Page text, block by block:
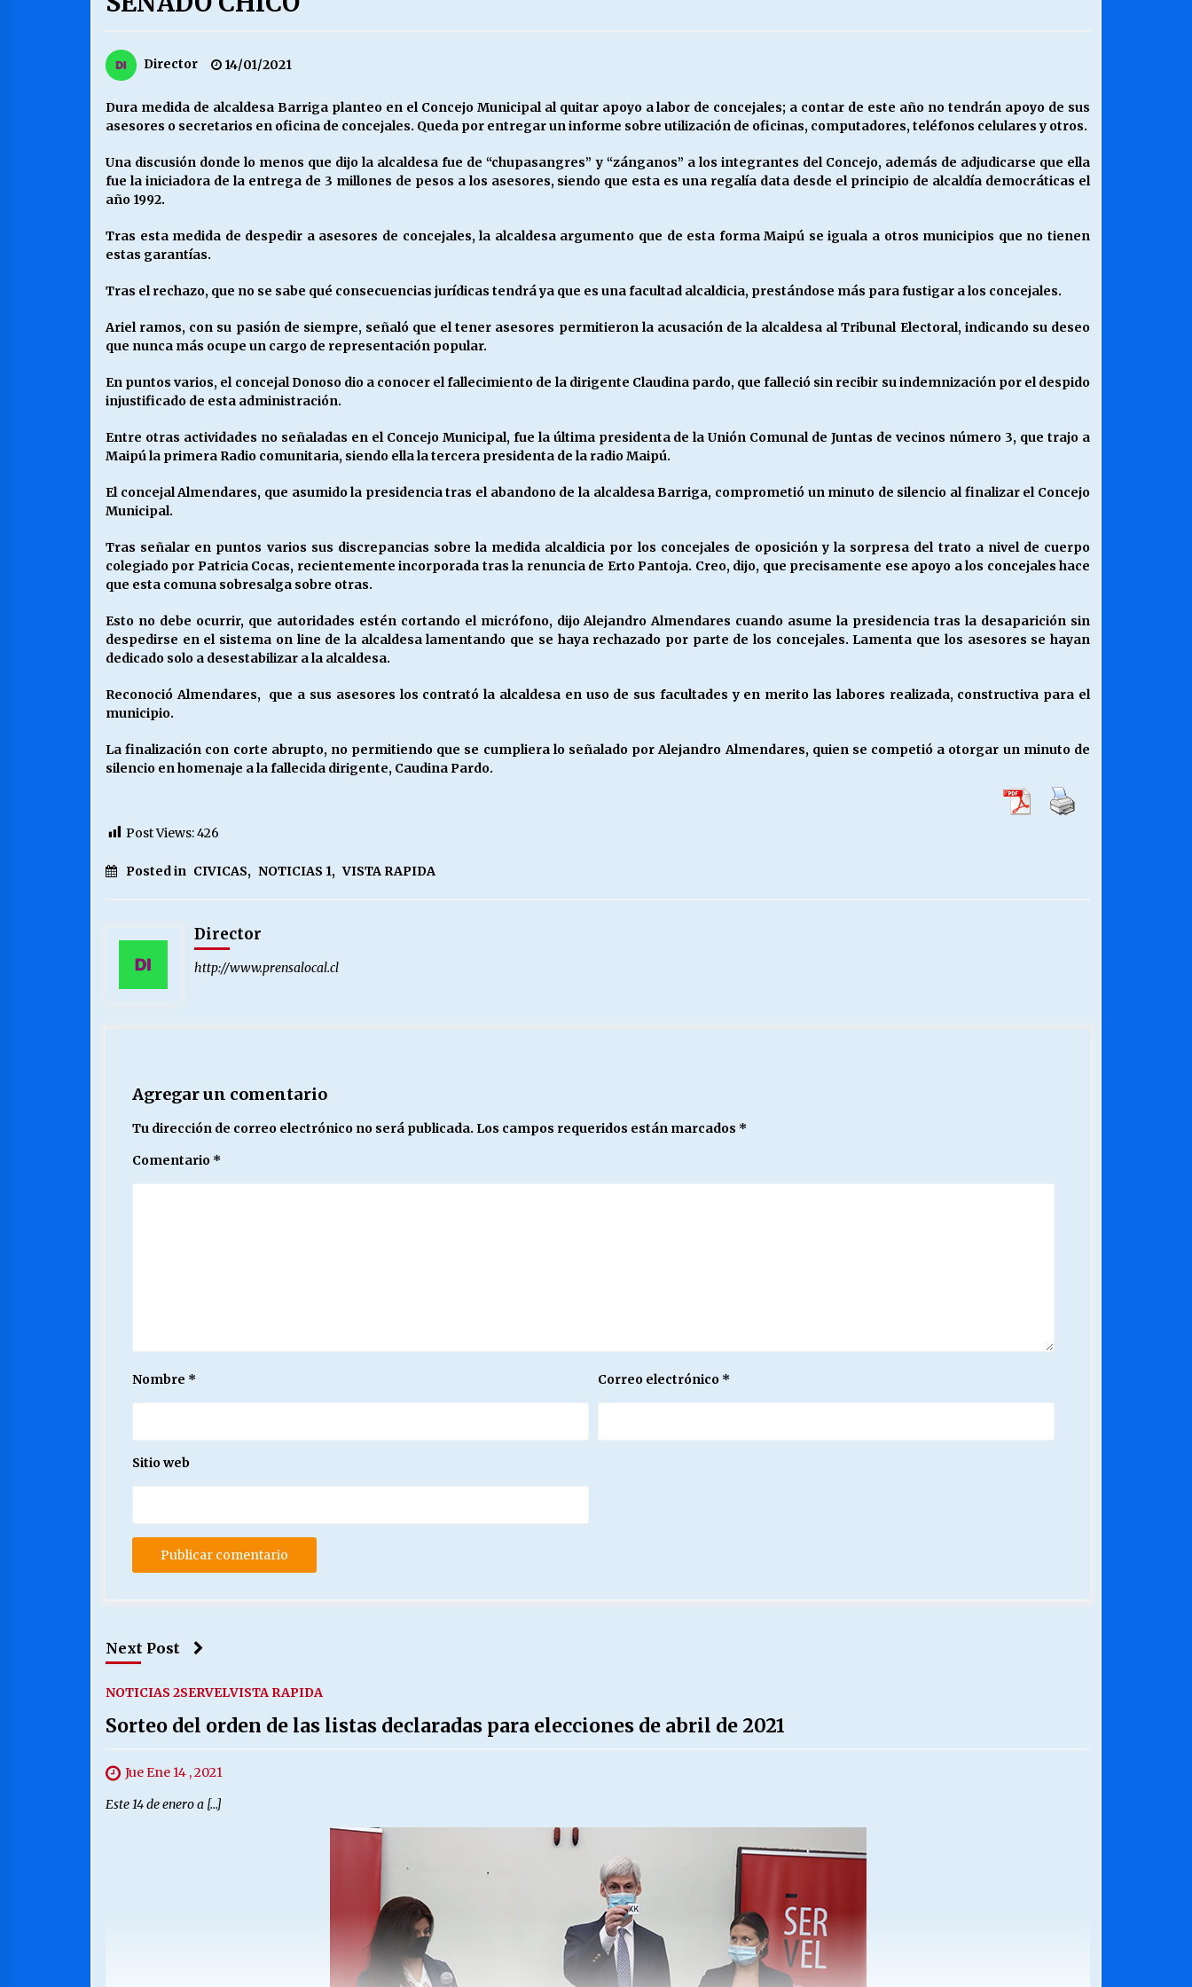
13/07/2026
VOLVER A SER ALTERNATIVA
16/06/2026
MUNICIPALIDADES, HONORARIOS,
DESPIDOS
28/05/2026
Releyendo la Rerum Novarum a 135
años. “La cuestión social hoy”.
16/05/2026
S.O.S. a los ricos, Save Our Souls
¿Asesores con doble sueldo? Chile y sus segmentos de la riqueza
Director 14/01/2021
Dura medida de alcaldesa Barriga planteo en el Concejo Municipal al quitar apoyo a labor de concejales; a contar de este año no tendrán apoyo de sus
asesores o secretarios en oficina de concejales. Queda por entregar un informe sobre utilización de oficinas, computadores, teléfonos celulares y otros.
Una discusión donde lo menos que dijo la alcaldesa fue de “chupasangres” y “zánganos” a los integrantes del Concejo, además de adjudicarse que ella
fue la iniciadora de la entrega de 3 millones de pesos a los asesores, siendo que esta es una regalía data desde el principio de alcaldía democráticas el
año 1992.
Tras esta medida de despedir a asesores de concejales, la alcaldesa argumento que de esta forma Maipú se iguala a otros municipios que no tienen
estas garantías.
Tras el rechazo, que no se sabe qué consecuencias jurídicas tendrá ya que es una facultad alcaldicia, prestándose más para fustigar a los concejales.
Ariel ramos, con su pasión de siempre, señaló que el tener asesores permitieron la acusación de la alcaldesa al Tribunal Electoral, indicando su deseo
que nunca más ocupe un cargo de representación popular.
En puntos varios, el concejal Donoso dio a conocer el fallecimiento de la dirigente Claudina pardo, que falleció sin recibir su indemnización por el despido
injustificado de esta administración.
Entre otras actividades no señaladas en el Concejo Municipal, fue la última presidenta de la Unión Comunal de Juntas de vecinos número 3, que trajo a
Maipú la primera Radio comunitaria, siendo ella la tercera presidenta de la radio Maipú.
El concejal Almendares, que asumido la presidencia tras el abandono de la alcaldesa Barriga, comprometió un minuto de silencio al finalizar el Concejo
Municipal.
Tras señalar en puntos varios sus discrepancias sobre la medida alcaldicia por los concejales de oposición y la sorpresa del trato a nivel de cuerpo
colegiado por Patricia Cocas, recientemente incorporada tras la renuncia de Erto Pantoja. Creo, dijo, que precisamente ese apoyo a los concejales hace
que esta comuna sobresalga sobre otras.
Esto no debe ocurrir, que autoridades estén cortando el micrófono, dijo Alejandro Almendares cuando asume la presidencia tras la desaparición sin
despedirse en el sistema on line de la alcaldesa lamentando que se haya rechazado por parte de los concejales. Lamenta que los asesores se hayan
dedicado solo a desestabilizar a la alcaldesa.
Reconoció Almendares, que a sus asesores los contrató la alcaldesa en uso de sus facultades y en merito las labores realizada, constructiva para el
municipio.
La finalización con corte abrupto, no permitiendo que se cumpliera lo señalado por Alejandro Almendares, quien se competió a otorgar un minuto de
silencio en homenaje a la fallecida dirigente, Caudina Pardo.
Post Views:426
Posted in CIVICAS, NOTICIAS 1, VISTA RAPIDA
Director
http://www.prensalocal.cl
Agregar un comentario
Tu dirección de correo electrónico no será publicada. Los campos requeridos están marcados *
Comentario *
Nombre * Correo electrónico *
Sitio web
Next Post
NOTICIAS 2SERVELVISTA RAPIDA
Sorteo del orden de las listas declaradas para elecciones de abril de 2021
Jue Ene 14 , 2021
Este 14 de enero a […]